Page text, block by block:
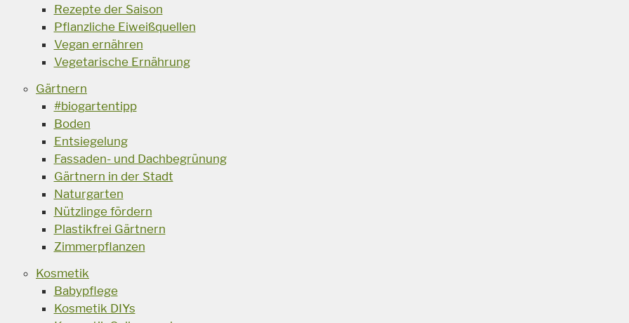
Rezepte der Saison
Pflanzliche Eiweißquellen
Vegan ernähren
Vegetarische Ernährung
Gärtnern
#biogartentipp
Boden
Entsiegelung
Fassaden- und Dachbegrünung
Gärtnern in der Stadt
Naturgarten
Nützlinge fördern
Plastikfrei Gärtnern
Zimmerpflanzen
Kosmetik
Babypflege
Kosmetik DIYs